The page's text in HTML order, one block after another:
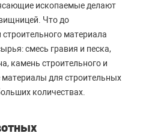
ископаемые делают
Что до
материала
смесь гравия и песка,
камень строительного и
для строительных
количествах.